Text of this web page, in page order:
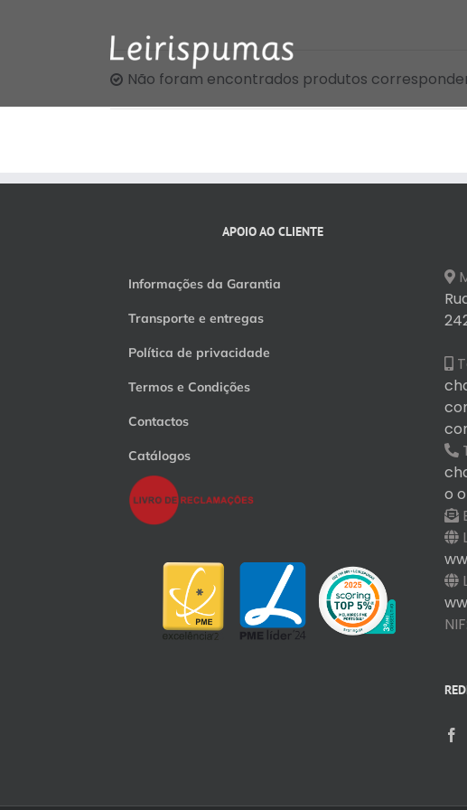
Não foram encontrados produtos
APOIO AO CLIENTE
Informações da Garantia
Transporte e entregas
Política de privacidade
Termos e Condições
Contactos
Catálogos
o